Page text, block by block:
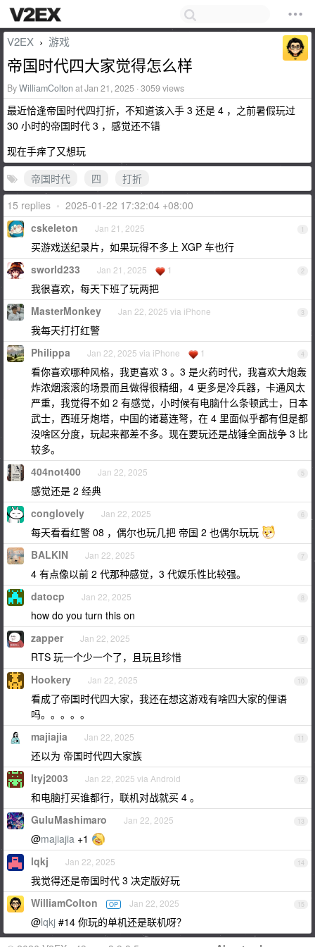
V2EX › 游戏
帝国时代四大家觉得怎么样
ByWilliamColton at Jan 21, 2025 · 3059 views
最近恰逢帝国时代四打折，不知道该入手 3 还是 4 ，之前暑假玩过
30 小时的帝国时代 3 ，感觉还不错
现在手痒了又想玩
帝国时代
四
打折
15 replies • 2025-01-22 17:32:04 +08:00
1
cskeleton Jan 21, 2025
买游戏送纪录片，如果玩得不多上 XGP 车也行
2
sworld233 Jan 21, 2025 1
我很喜欢，每天下班了玩两把
3
MasterMonkey Jan 22, 2025 via iPhone
我每天打打红警
4
Philippa Jan 22, 2025 via iPhone 1
看你喜欢哪种风格，我更喜欢 3 。3 是火药时代，我喜欢大炮轰
炸浓烟滚滚的场景而且做得很精细，4 更多是冷兵器，卡通风太
严重，我觉得不如 2 有感觉，小时候有电脑什么条顿武士，日本
武士，西班牙炮塔，中国的诸葛连弩，在 4 里面似乎都有但是都
没啥区分度，玩起来都差不多。现在要玩还是战锤全面战争 3 比
较多。
5
404not400 Jan 22, 2025
感觉还是 2 经典
6
conglovely Jan 22, 2025
每天看看红警 08 ，偶尔也玩几把 帝国 2 也偶尔玩玩
7
BALKIN Jan 22, 2025
4 有点像以前 2 代那种感觉，3 代娱乐性比较强。
8
datocp Jan 22, 2025
how do you turn this on
9
zapper Jan 22, 2025
RTS 玩一个少一个了，且玩且珍惜
10
Hookery Jan 22, 2025
看成了帝国时代四大家，我还在想这游戏有啥四大家的俚语
吗。。。。。
11
majiajia Jan 22, 2025
还以为 帝国时代四大家族
12
ltyj2003 Jan 22, 2025 via Android
和电脑打买谁都行，联机对战就买 4 。
13
GuluMashimaro Jan 22, 2025
@majiajia +1
14
lqkj Jan 22, 2025
我觉得还是帝国时代 3 决定版好玩
15
WilliamColton OP Jan 22, 2025
@lqkj #14 你玩的单机还是联机呀？